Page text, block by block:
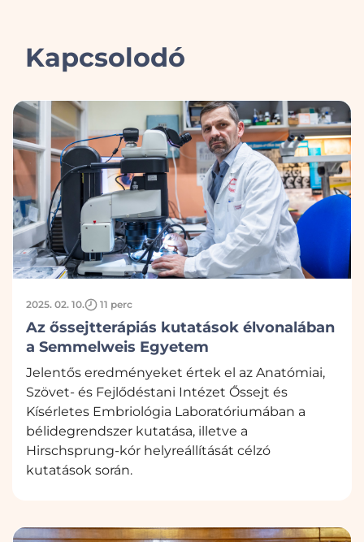
Kapcsolodó
2025. 02. 10. 11 perc
Az őssejtterápiás kutatások élvonalában
a Semmelweis Egyetem
Jelentős eredményeket értek el az Anatómiai,
Szövet- és Fejlődéstani Intézet Őssejt és
Kísérletes Embriológia Laboratóriumában a
bélidegrendszer kutatása, illetve a
Hirschsprung-kór helyreállítását célzó
kutatások során.